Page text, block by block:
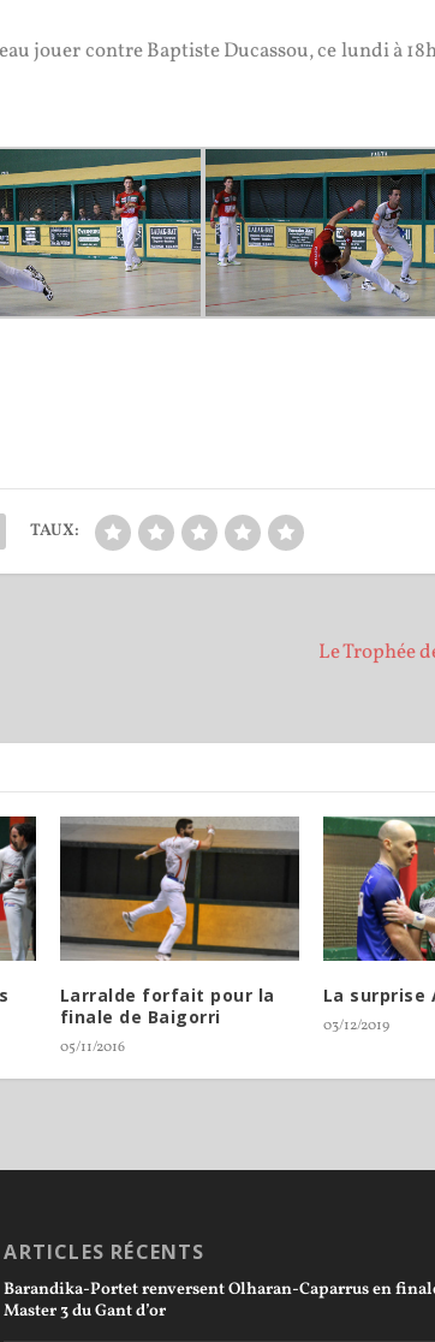
jouer contre Baptiste Ducassou, ce lundi à
TAUX:
Le Trophée
Larralde forfait pour la
finale de Baigorri
05/11/2016
La surprise
03/12/2019
ARTICLES RÉCENTS
Barandika-Portet renversent Olharan-Caparrus en
Master 3 du Gant d’or